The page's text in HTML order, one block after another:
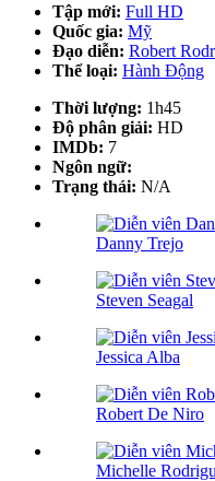
Tập mới: Full HD
Quốc gia: Mỹ
Đạo diễn: Robert
Thể loại: Hành Động
Thời lượng: 1h45
Độ phân giải: HD
IMDb: 7
Ngôn ngữ:
Trạng thái: N/A
Danny Trejo
Steven Seagal
Jessica Alba
Robert De Niro
Michelle